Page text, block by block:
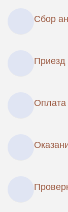
Сбор
Приезд
Оплата